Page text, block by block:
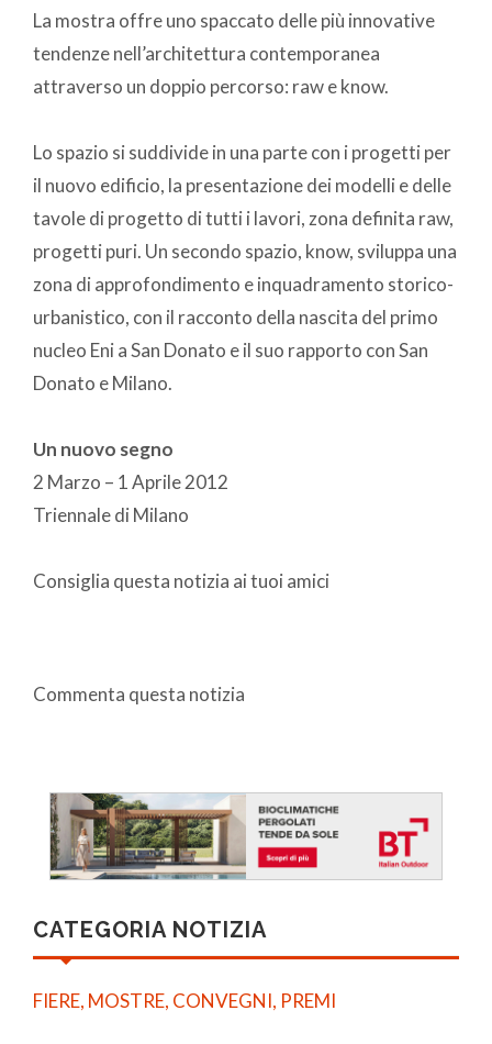
La mostra offre uno spaccato delle più innovative
tendenze nell’architettura contemporanea
attraverso un doppio percorso: raw e know.
Lo spazio si suddivide in una parte con i progetti per
il nuovo edificio, la presentazione dei modelli e delle
tavole di progetto di tutti i lavori, zona definita raw,
progetti puri. Un secondo spazio, know, sviluppa una
zona di approfondimento e inquadramento storico-
urbanistico, con il racconto della nascita del primo
nucleo Eni a San Donato e il suo rapporto con San
Donato e Milano.
Un nuovo segno
2 Marzo – 1 Aprile 2012
Triennale di Milano
Consiglia questa notizia ai tuoi amici
Commenta questa notizia
CATEGORIA NOTIZIA
FIERE, MOSTRE, CONVEGNI, PREMI